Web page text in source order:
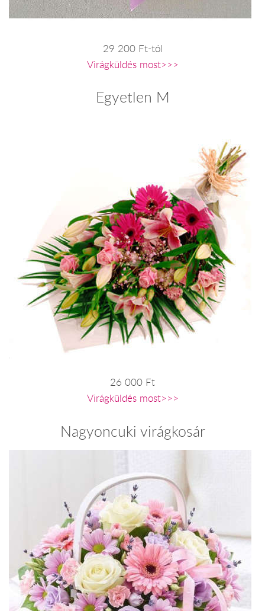
29 200 Ft-tól
Virágküldés most>>>
Egyetlen M
26 000 Ft
Virágküldés most>>>
Nagyoncuki virágkosár